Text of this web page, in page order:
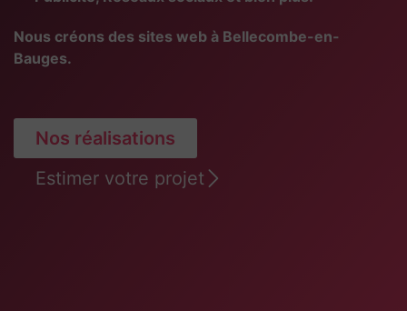
Nous créons des sites web à Bellecombe-en-
Bauges.
Nos réalisations
Estimer votre projet